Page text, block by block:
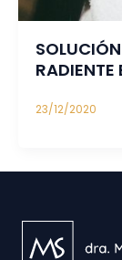
23/12/2020